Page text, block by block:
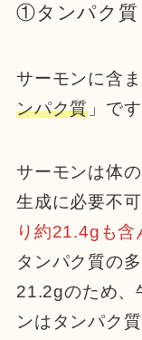
①タンパク質
サーモンに含
ンパク質 」です
サーモンは体
生成に必要不
り約21.4gも含
タンパク質の
21.2gのため、
ンはタンパク